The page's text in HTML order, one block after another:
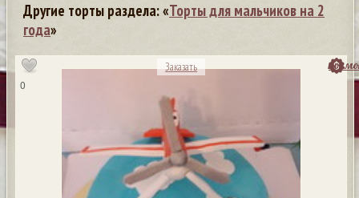
Другие торты раздела: «Торты для мальчиков на 2
года»
0
Заказать